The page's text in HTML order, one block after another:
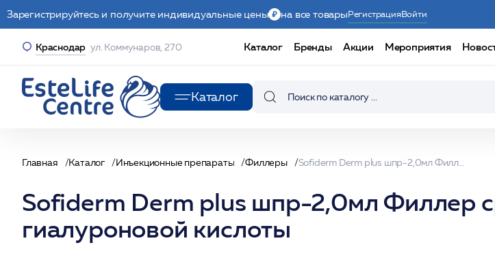
Зарегистрируйтесь и получите индивидуальные цены на все товарыРегистрацияВойти
Краснодар ул. Коммунаров, 270 Каталог Бренды Акции Мероприятия
Каталог
Главная Каталог Инъекционные препараты Филлеры
Sofiderm Derm plus шпр-2,0мл Филлер
гиалуроновой кислоты